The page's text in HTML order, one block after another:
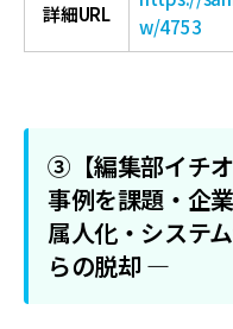
詳細URL
w/4753
③【編集部イチ
事例を課題・企
属人化・システ
らの脱却 —